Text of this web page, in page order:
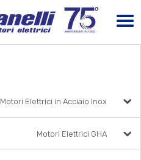
Motori Elettrici in Acciaio Inox
Motori Elettrici GHA